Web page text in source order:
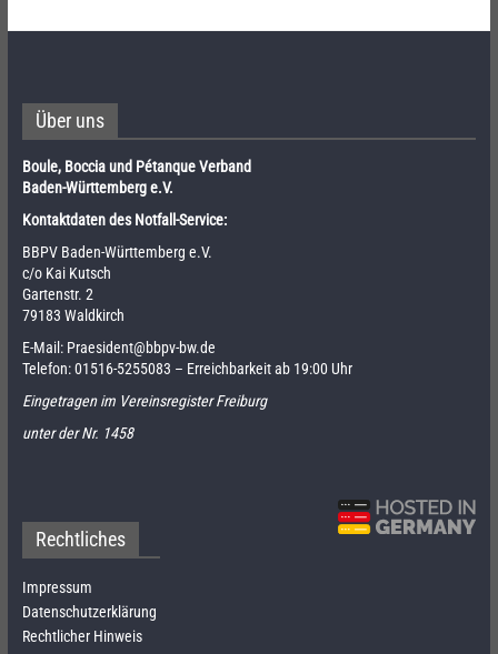
Über uns
Boule, Boccia und Pétanque Verband
Baden-Württemberg e.V.
Kontaktdaten des Notfall-Service:
BBPV Baden-Württemberg e.V.
c/o Kai Kutsch
Gartenstr. 2
79183 Waldkirch
E-Mail: Praesident@bbpv-bw.de
Telefon:01516-5255083 – Erreichbarkeit ab 19:00 Uhr
Eingetragen im Vereinsregister Freiburg
unter der Nr. 1458
Rechtliches
Impressum
Datenschutzerklärung
Rechtlicher Hinweis